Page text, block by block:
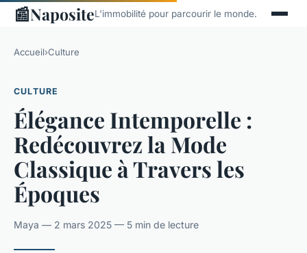
📰NapositeL'immobilité pour parcourir le monde.
Accueil›Culture
CULTURE
Élégance Intemporelle :
Redécouvrez la Mode
Classique à Travers les
Époques
Maya — 2 mars 2025 — 5 min de lecture